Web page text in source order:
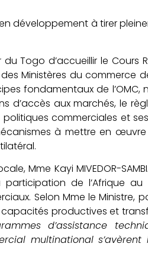
développement à tirer
Togo d’accueillir le Cours
Ministères du commerce
fondamentaux de l’OMC,
d’accès aux marchés, le
commerciales et
à mettre en
Mme Kayi MIVEDOR-
de l’Afrique au
Selon Mme le Ministre,
productives et
d’assistance
multinational s’avèrent